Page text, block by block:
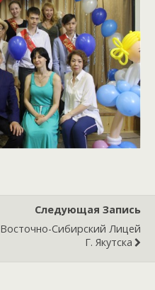
Следующая Запись
Восточно-Сибирский Лицей
Г. Якутска